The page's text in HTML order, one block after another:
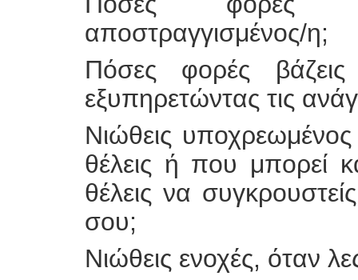
αποστραγγισμένος/η;
Πόσες φορές
εξυπηρετώντας τις
Νιώθεις
θέλεις ή που μπορεί
θέλεις να
σου;
Νιώθεις ενοχές, όταν